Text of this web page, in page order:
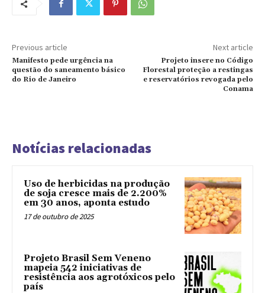
Previous article
Manifesto pede urgência na
questão do saneamento básico
do Rio de Janeiro
Next article
Projeto insere no Código
Florestal proteção a restingas
e reservatórios revogada pelo
Conama
Notícias relacionadas
Uso de herbicidas na produção
de soja cresce mais de 2.200%
em 30 anos, aponta estudo
17 de outubro de 2025
Projeto Brasil Sem Veneno
mapeia 542 iniciativas de
resistência aos agrotóxicos pelo
país